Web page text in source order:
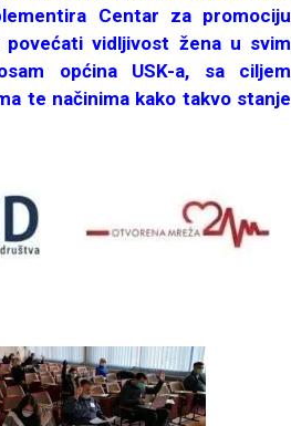
Centar za promociju
vidljivost žena u svim
općina USK-a, sa ciljem
te načinima kako takvo stanje